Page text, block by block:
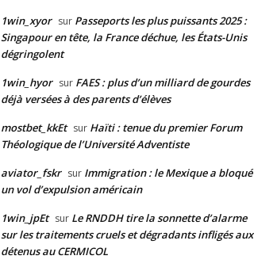
1win_xyor sur Passeports les plus puissants 2025 :
Singapour en tête, la France déchue, les États-Unis
dégringolent
1win_hyor sur FAES : plus d’un milliard de gourdes
déjà versées à des parents d’élèves
mostbet_kkEt sur Haïti : tenue du premier Forum
Théologique de l’Université Adventiste
aviator_fskr sur Immigration : le Mexique a bloqué
un vol d’expulsion américain
1win_jpEt sur Le RNDDH tire la sonnette d’alarme
sur les traitements cruels et dégradants infligés aux
détenus au CERMICOL